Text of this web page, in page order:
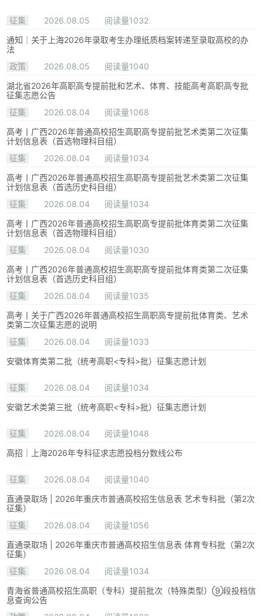
征集 2026.08.05
阅读量1032
通知｜关于上海2026年录取考生办理纸质档案转递至录取高校的办
法
政策
2026.08.05
阅读量1040
湖北省2026年高职高专提前批和艺术、体育、技能高考高职高专批
征集志愿公告
征集
2026.08.04
阅读量1068
高考丨广西2026年普通高校招生高职高专提前批艺术类第二次征集
计划信息表（首选物理科目组）
征集
2026.08.04
阅读量1034
高考丨广西2026年普通高校招生高职高专提前批艺术类第二次征集
计划信息表（首选历史科目组）
征集
2026.08.04
阅读量1034
高考丨广西2026年普通高校招生高职高专提前批体育类第二次征集
计划信息表（首选物理科目组）
征集
2026.08.04
阅读量1030
高考丨广西2026年普通高校招生高职高专提前批体育类第二次征集
计划信息表（首选历史科目组）
征集
2026.08.04
阅读量1035
高考丨关于广西2026年普通高校招生高职高专提前批体育类、艺术
类第二次征集志愿的说明
征集
2026.08.04
阅读量1033
安徽体育类第二批（统考高职<专科>批）征集志愿计划
征集 2026.08.04
阅读量1034
安徽艺术类第三批（统考高职<专科>批）征集志愿计划
征集 2026.08.04
阅读量1048
高招｜上海2026年专科征求志愿投档分数线公布
征集 2026.08.04
阅读量1040
直通录取场 | 2026年重庆市普通高校招生信息表 艺术专科批（第2次
征集）
征集
2026.08.04
阅读量1056
直通录取场 | 2026年重庆市普通高校招生信息表 体育专科批（第2次
征集）
征集
2026.08.04
阅读量1034
青海省普通高校招生高职（专科）提前批次（特殊类型）⑨段投档信
息查询公告